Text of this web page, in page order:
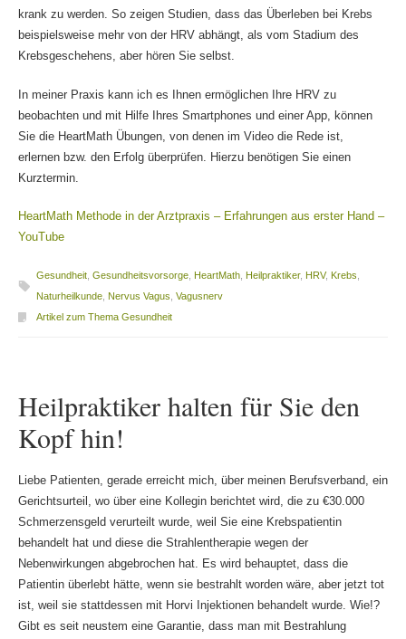
krank zu werden. So zeigen Studien, dass das Überleben bei Krebs
beispielsweise mehr von der HRV abhängt, als vom Stadium des
Krebsgeschehens, aber hören Sie selbst.
In meiner Praxis kann ich es Ihnen ermöglichen Ihre HRV zu
beobachten und mit Hilfe Ihres Smartphones und einer App, können
Sie die HeartMath Übungen, von denen im Video die Rede ist,
erlernen bzw. den Erfolg überprüfen. Hierzu benötigen Sie einen
Kurztermin.
HeartMath Methode in der Arztpraxis – Erfahrungen aus erster Hand –
YouTube
Gesundheit, Gesundheitsvorsorge, HeartMath, Heilpraktiker, HRV, Krebs
Naturheilkunde, Nervus Vagus Vagusnerv
Artikel zum Thema Gesundheit
Heilpraktiker halten für Sie den
Kopf hin!
Liebe Patienten, gerade erreicht mich, über meinen Berufsverband, ein
Gerichtsurteil, wo über eine Kollegin berichtet wird, die zu €30.000
Schmerzensgeld verurteilt wurde, weil Sie eine Krebspatientin
behandelt hat und diese die Strahlentherapie wegen der
Nebenwirkungen abgebrochen hat. Es wird behauptet, dass die
Patientin überlebt hätte, wenn sie bestrahlt worden wäre, aber jetzt tot
ist, weil sie stattdessen mit Horvi Injektionen behandelt wurde. Wie!?
Gibt es seit neustem eine Garantie, dass man mit Bestrahlung